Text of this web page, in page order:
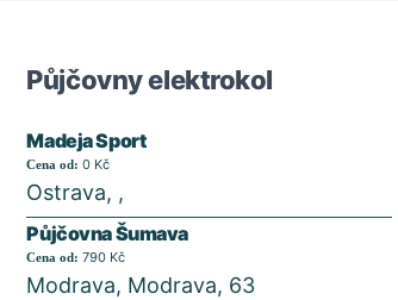
Půjčovny elektrokol
Madeja Sport
Cena od: 0 Kč
Ostrava, ,
Půjčovna Šumava
Cena od: 790 Kč
Modrava, Modrava, 63